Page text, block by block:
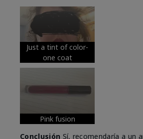
Just a tint of color-
one coat
Pink fusion
Conclusión Sí, recomendaría a un